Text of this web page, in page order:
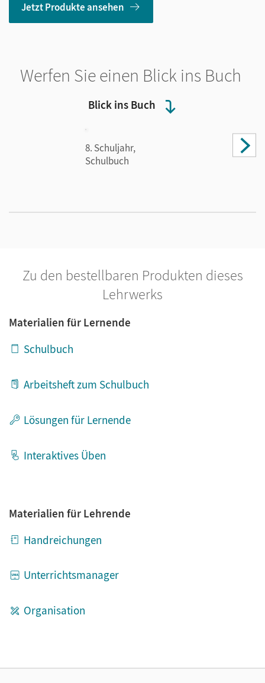
Jetzt Produkte ansehen
Werfen Sie einen Blick ins Buch
Blick ins Buch
8. Schuljahr,
Schulbuch
Zu den bestellbaren Produkten dieses
Lehrwerks
Materialien für Lernende
Schulbuch
Arbeitsheft zum Schulbuch
Lösungen für Lernende
Interaktives Üben
Materialien für Lehrende
Handreichungen
Unterrichtsmanager
Organisation